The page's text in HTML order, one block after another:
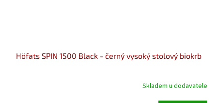
Höfats SPIN 1500 Black - černý vysoký stolový biokrb
Skladem u dodavatele